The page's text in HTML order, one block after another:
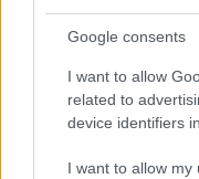
Google consents
I want to allow
related to
device identifiers
I want to allow